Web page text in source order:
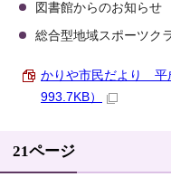
図書館からのお知らせ
総合型地域スポーツク
かりや市民だより 平
993.7KB）
21ページ